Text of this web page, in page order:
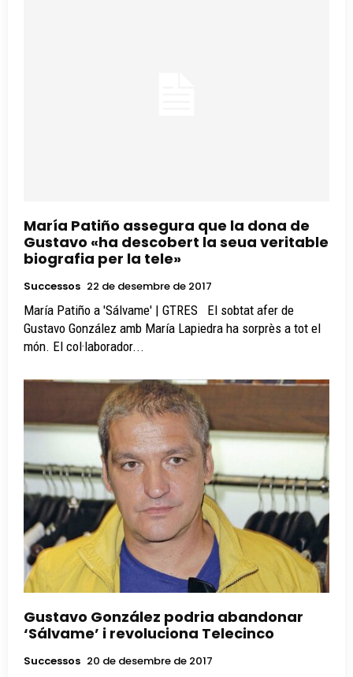
María Patiño assegura que la dona de
Gustavo «ha descobert la seua veritable
biografia per la tele»
Successos 22 de desembre de 2017
María Patiño a 'Sálvame' | GTRES El sobtat afer de
Gustavo González amb María Lapiedra ha sorprès a tot el
món. El col·laborador...
Gustavo González podria abandonar
‘Sálvame’ i revoluciona Telecinco
Successos 20 de desembre de 2017